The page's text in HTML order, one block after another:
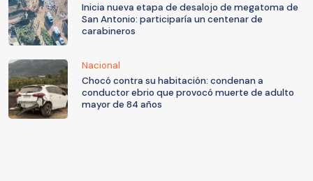
Inicia nueva etapa de desalojo de megatoma de
San Antonio: participaría un centenar de
carabineros
Nacional
Chocó contra su habitación: condenan a
conductor ebrio que provocó muerte de adulto
mayor de 84 años